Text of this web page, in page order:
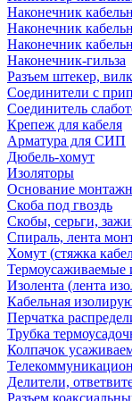
Наконечник
Наконечник
Наконечник
Наконечник-гильза
Разъем штекер,
Соединители с
Соединитель
Крепеж для кабеля
Арматура для СИП
Дюбель-хомут
Изоляторы
Основание
Скоба под гвоздь
Скобы, серьги,
Спираль, лента
Хомут (стяжка
Термоусаживаемые
Изолента (лента
Кабельная
Перчатка
Трубка
Колпачок
Делители,
Разъем